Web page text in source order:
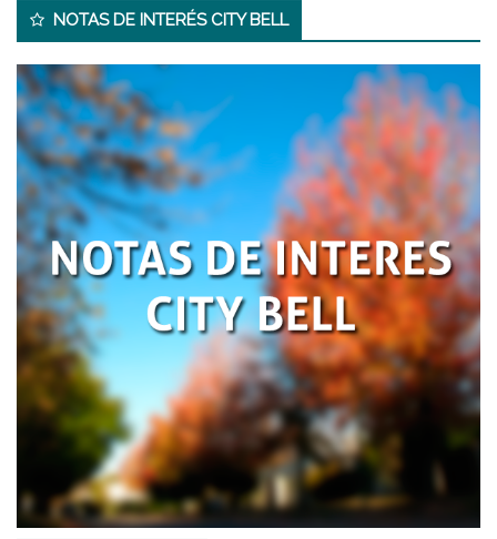
NOTAS DE INTERÉS CITY BELL